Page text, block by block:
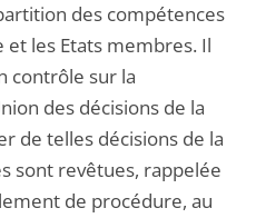
des compétences
les Etats membres. Il
contrôle sur la
des décisions de la
de telles décisions de la
sont revêtues, rappelée
de procédure, au